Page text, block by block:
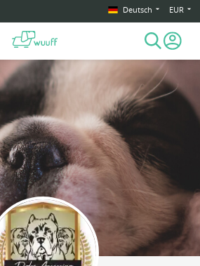
Deutsch EUR